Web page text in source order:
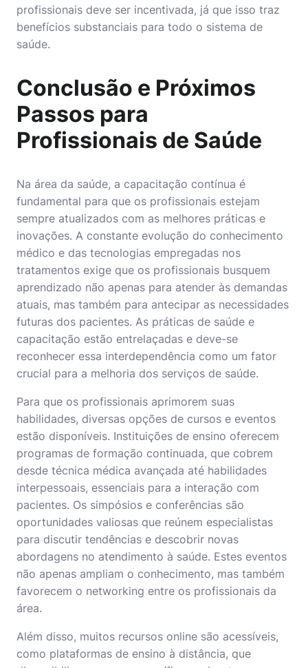
profissionais deve ser incentivada, já que isso traz
benefícios substanciais para todo o sistema de
saúde.
Conclusão e Próximos
Passos para
Profissionais de Saúde
Na área da saúde, a capacitação contínua é
fundamental para que os profissionais estejam
sempre atualizados com as melhores práticas e
inovações. A constante evolução do conhecimento
médico e das tecnologias empregadas nos
tratamentos exige que os profissionais busquem
aprendizado não apenas para atender às demandas
atuais, mas também para antecipar as necessidades
futuras dos pacientes. As práticas de saúde e
capacitação estão entrelaçadas e deve-se
reconhecer essa interdependência como um fator
crucial para a melhoria dos serviços de saúde.
Para que os profissionais aprimorem suas
habilidades, diversas opções de cursos e eventos
estão disponíveis. Instituições de ensino oferecem
programas de formação continuada, que cobrem
desde técnica médica avançada até habilidades
interpessoais, essenciais para a interação com
pacientes. Os simpósios e conferências são
oportunidades valiosas que reúnem especialistas
para discutir tendências e descobrir novas
abordagens no atendimento à saúde. Estes eventos
não apenas ampliam o conhecimento, mas também
favorecem o networking entre os profissionais da
área.
Além disso, muitos recursos online são acessíveis,
como plataformas de ensino à distância, que